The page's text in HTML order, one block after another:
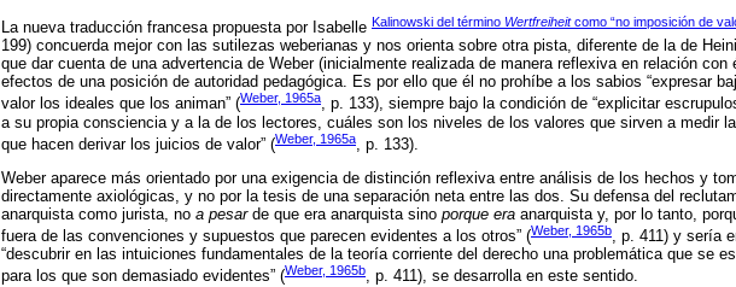
La nueva traducción francesa propuesta por Isabelle Kalinowski del término Wertfreiheitcomo “no imposición de
199) concuerda mejor con las sutilezas weberianas y nos orienta sobre otra pista, diferente de la de
que dar cuenta de una advertencia de Weber (inicialmente realizada de manera reflexiva en relación con
efectos de una posición de autoridad pedagógica. Es por ello que él no prohíbe a los sabios “expresar
valor los ideales que los animan” (Weber, 1965a, p. 133), siempre bajo la condición de “explicitar
a su propia consciencia y a la de los lectores, cuáles son los niveles de los valores que sirven a medir
que hacen derivar los juicios de valor” (Weber, 1965a
, p. 133).
Weber aparece más orientado por una exigencia de distinción reflexiva entre análisis de los hechos y
directamente axiológicas, y no por la tesis de una separación neta entre las dos. Su defensa del
anarquista como jurista, no a pesarde que era anarquista sino porque era anarquista y, por lo tanto,
fuera de las convenciones y supuestos que parecen evidentes a los otros” (Weber, 1965b, p. 411) y sería
“descubrir en las intuiciones fundamentales de la teoría corriente del derecho una problemática que se
para los que son demasiado evidentes” (Weber, 1965b, p. 411), se desarrolla en este sentido.